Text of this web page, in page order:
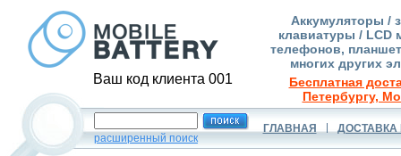
Ваш код клиента 001
Аккумуляторы /
клавиатуры / LCD
телефонов,
многих других
Бесплатная
Петербургу,
расширенный поиск
ГЛАВНАЯ ДОСТАВКА